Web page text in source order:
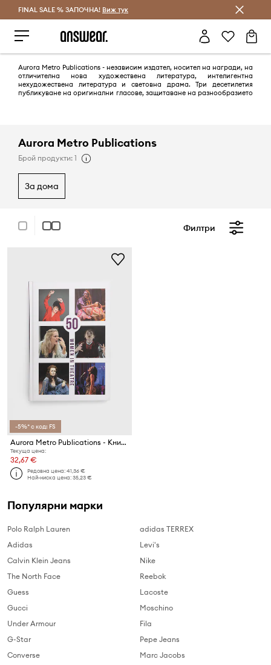
Спестявай с Answear Club
FINAL SALE % ЗАПОЧНА! Виж тук
Aurora Metro Publications - независим издател, носител на награди, на
отличителна нова художествена литература, интелигентна
нехудожествена литература и световна драма. Три десетилетия
публикуване на оригинални гласове, защитаване на разнообразието
Aurora Metro Publications
Брой продукти: 1
за дома
Филтри
-5%* с код: FS
Aurora Metro Publications - Книга 50 Women In Theatre, Susan Croft
Текуща цена:
32,67 €
Редовна цена:41,36 €
Най-ниска цена:35,23 €
Популярни марки
Polo Ralph Lauren
Adidas
Calvin Klein Jeans
The North Face
Guess
Gucci
Under Armour
G-Star
Converse
adidas TERREX
Levi's
Nike
Reebok
Lacoste
Moschino
Fila
Pepe Jeans
Marc Jacobs